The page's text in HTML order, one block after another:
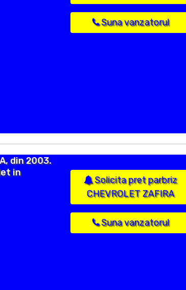
Suna vanzatorul
din 2003.
in
Solicita pret parbriz
CHEVROLET ZAFIRA
Suna vanzatorul